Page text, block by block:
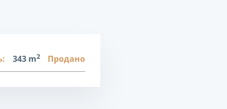
343 m2 Продано